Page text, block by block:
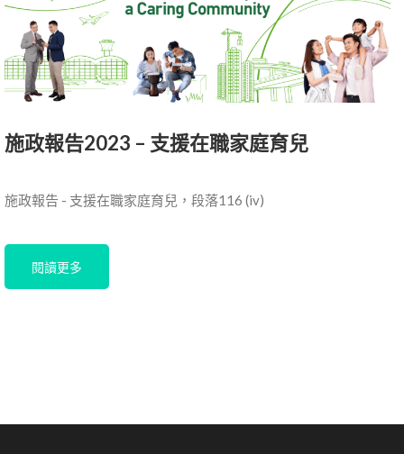
施政報告2023 – 支援在職家庭育兒
施政報告 - 支援在職家庭育兒，段落116 (iv)
閱讀更多